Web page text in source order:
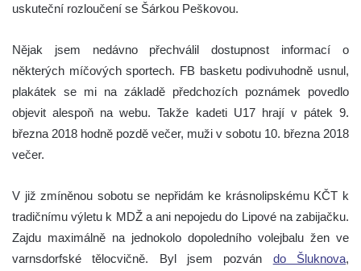
uskuteční rozloučení se Šárkou Peškovou.
Nějak jsem nedávno přechválil dostupnost informací o
některých míčových sportech. FB basketu podivuhodně usnul,
plakátek se mi na základě předchozích poznámek povedlo
objevit alespoň na webu. Takže kadeti U17 hrají v pátek 9.
března 2018 hodně pozdě večer, muži v sobotu 10. března 2018
večer.
V již zmíněnou sobotu se nepřidám ke krásnolipskému KČT k
tradičnímu výletu k MDŽ a ani nepojedu do Lipové na zabijačku.
Zajdu maximálně na jednokolo dopoledního volejbalu žen ve
varnsdorfské tělocvičně. Byl jsem pozván do Šluknova,